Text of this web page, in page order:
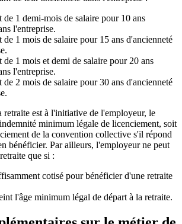
de 1 demi-mois de salaire pour 10 ans
l'entreprise.
1 mois de salaire pour 15 ans d'ancienneté
de 1 mois et demi de salaire pour 20 ans
l'entreprise.
2 mois de salaire pour 30 ans d'ancienneté
retraite est à l'initiative de l'employeur, le
minimum légale de licenciement, soit
de la convention collective s'il répond
bénéficier. Par ailleurs, l'employeur ne peut
que si :
cotisé pour bénéficier d'une retraite
l'âge minimum légal de départ à la retraite.